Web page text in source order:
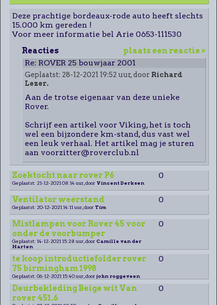
Deze prachtige bordeaux-rode auto heeft slechts
15.000 km gereden !
Voor meer informatie bel Arie 0653-111530
plaats een reactie »
Reacties
Re: ROVER 25 bouwjaar 2001
Geplaatst: 28-12-2021 19:52 uur, door Richard
Lezer.
Aan de trotse eigenaar van deze unieke
Rover.
Schrijf een artikel voor Viking, het is toch
wel een bijzondere km-stand, dus vast wel
een leuk verhaal. Het artikel mag je sturen
aan voorzitter@roverclub.nl
Zoektocht naar rover P6 0
Geplaatst: 21-12-2021 08:14 uur, door Vincent Derksen
Ventilator weerstand 0
Geplaatst: 20-12-2021 14:11 uur, door Tim
Mistlampen voor Rover 45 voor
onder de voorbumper
0
Geplaatst: 14-12-2021 15:28 uur, door Camille van der
Harten
te koop introductiefolder rover
75 birmingham 1998
0
Geplaatst: 06-12-2021 15:40 uur, door john roggeveen
Deurbekleding Beige wit Van
rover 451.6
0